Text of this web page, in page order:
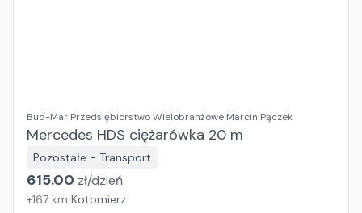
Bud-Mar Przedsiębiorstwo Wielobranżowe Marcin Pączek
Mercedes HDS ciężarówka 20 m
Pozostałe - Transport
615.00 zł/dzień
+167 km Kotomierz